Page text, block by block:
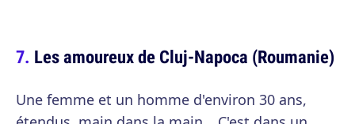
Les amoureux de Cluj-Napoca (Roumanie)
Une femme et un homme d'environ 30 ans,